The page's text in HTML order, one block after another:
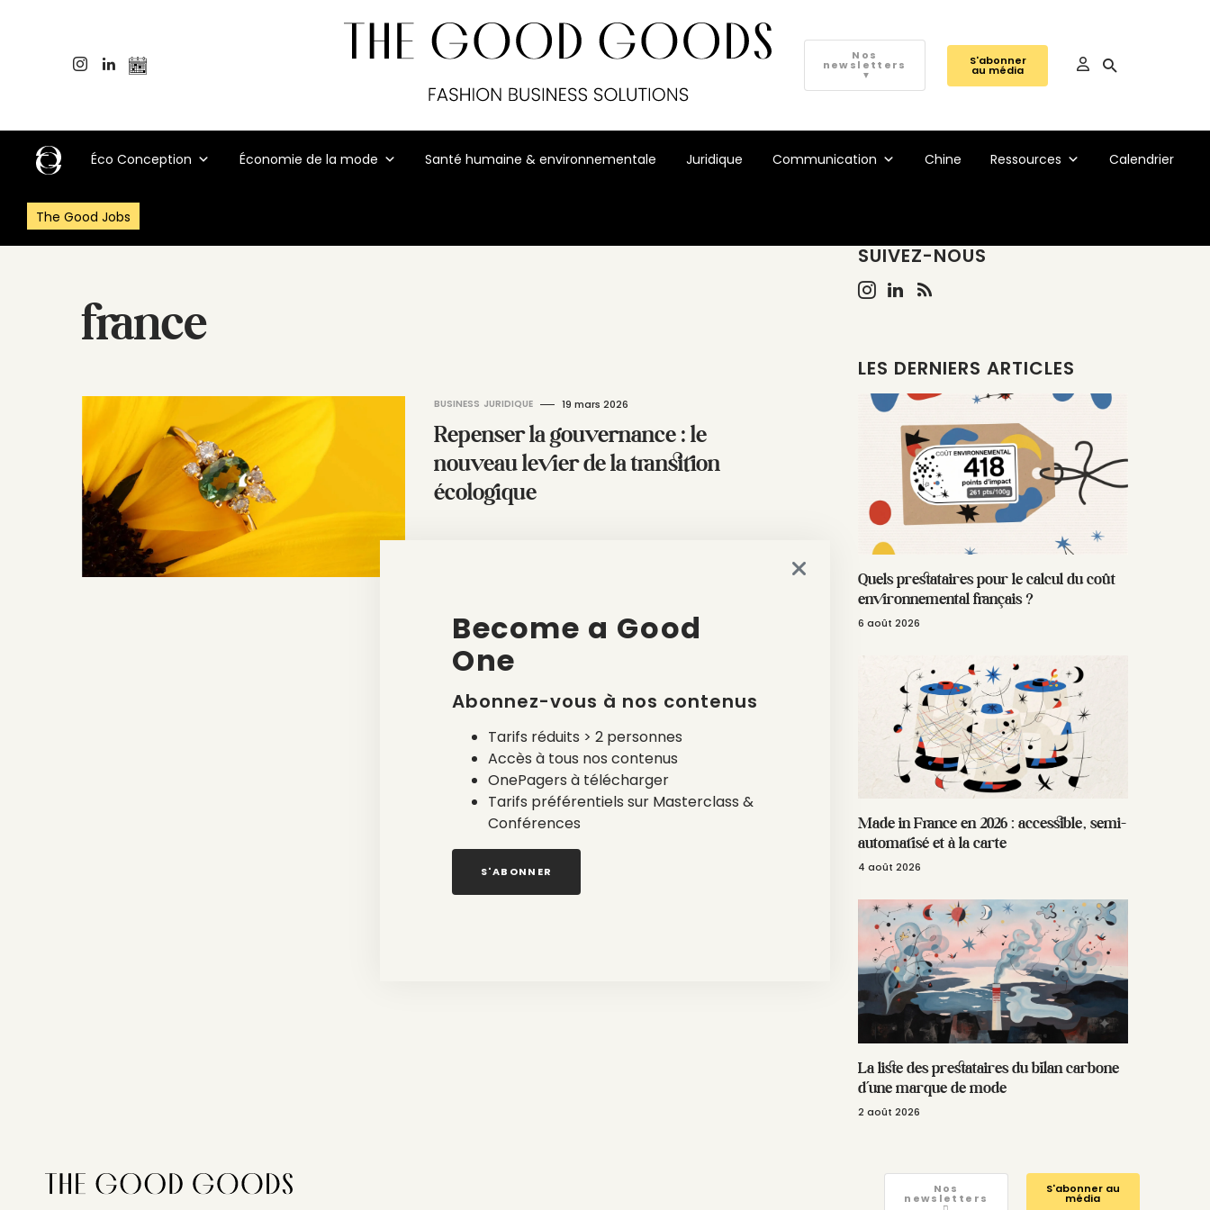
Nos
newsletters
▼
S'abonner
au média
Éco Conception Économie de la mode Santé humaine & environnementale Juridique Communication Chine Ressources Calendrier
The Good Jobs
france
BUSINESS JURIDIQUE 19 mars 2026
Repenser la gouvernance : le
nouveau levier de la transition
écologique
SUIVEZ-NOUS
LES DERNIERS ARTICLES
Quels prestataires pour le calcul du coût
environnemental français ?
6 août 2026
Made in France en 2026 : accessible, semi-
automatisé et à la carte
4 août 2026
La liste des prestataires du bilan carbone
d’une marque de mode
2 août 2026
Nos
newsletters
S'abonner au
média
Become a Good
One
Abonnez-vous à nos contenus
Tarifs réduits > 2 personnes
Accès à tous nos contenus
OnePagers à télécharger
Tarifs préférentiels sur Masterclass &
Conférences
S'ABONNER